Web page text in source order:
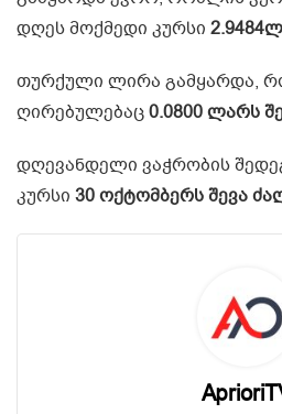
დღეს მოქმედი კურსი
თურქული ლირა გამყარდა,
ღირებულებაც0.0800 ლარს
დღევანდელი ვაჭრობის
კურსი 30 ოქტომბერს შევა